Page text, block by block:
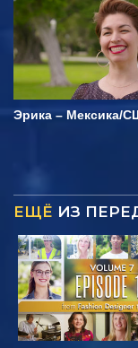
Эрика – Мексика/
ЕЩЁ ИЗ